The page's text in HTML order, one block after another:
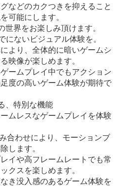
などのカクつきを抑えること
可能にします。
界をお楽しみ頂けます。
にないビジュアル体験を。
より、全体的に暗いゲームシ
映像が楽しめます。
ームプレイ中でもアクション
度の高いゲーム体験が期待で
、特別な機能
ムレスなゲームプレイを体験
合わせにより、モーションブ
します。
イや高フレームレートでも常
クスを楽しめます。
き没入感のあるゲーム体験を